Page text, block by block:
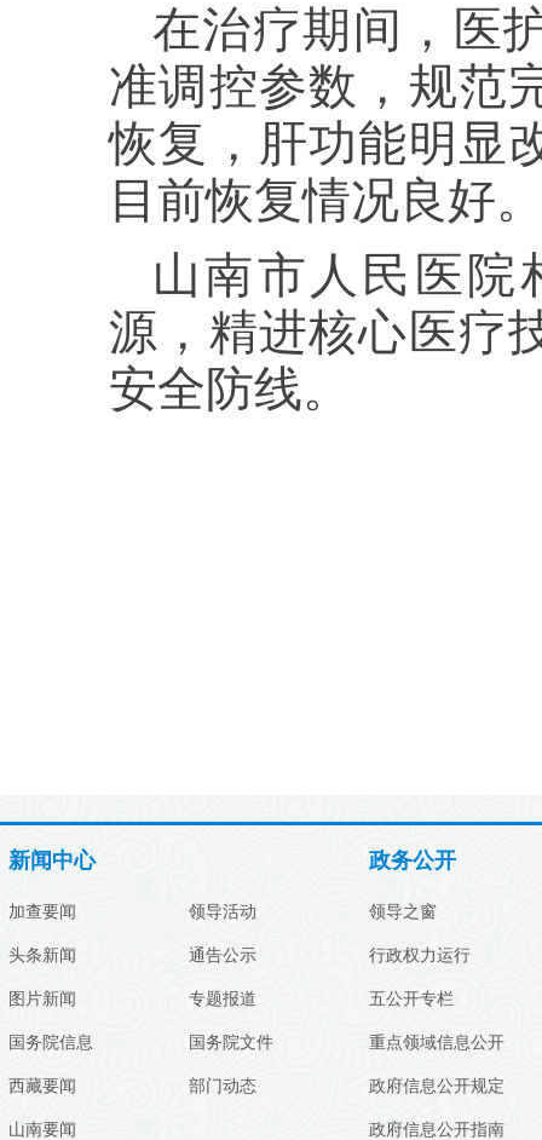
在治疗期间，医
准调控参数，规范
恢复，肝功能明显
目前恢复情况良好
山南市人民医院
源，精进核心医疗
安全防线。
新闻中心
加查要闻
头条新闻
图片新闻
国务院信息
西藏要闻
山南要闻
领导活动
通告公示
专题报道
国务院文件
部门动态
政务公开
领导之窗
行政权力运行
五公开专栏
重点领域信息公开
政府信息公开规定
政府信息公开指南